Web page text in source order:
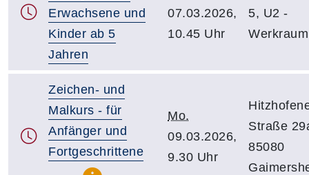
Erwachsene und
Kinder ab 5
Jahren
07.03.2026,
10.45 Uhr
5, U2 -
Werkraum
Zeichen- und
Malkurs - für
Anfänger und
Fortgeschrittene
Mo.
09.03.2026,
9.30 Uhr
Straße
85080